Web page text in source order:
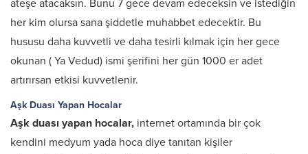
ateşe atacaksın. Bunu 7 gece devam edeceksin ve istediğin
her kim olursa sana şiddetle muhabbet edecektir. Bu
hususu daha kuvvetli ve daha tesirli kılmak için her gece
okunan ( Ya Vedud) ismi şerifini her gün 1000 er adet
artırırsan etkisi kuvvetlenir.
Aşk Duası Yapan Hocalar
Aşk duası yapan hocalar, internet ortamında bir çok
kendini medyum yada hoca diye tanıtan kişiler